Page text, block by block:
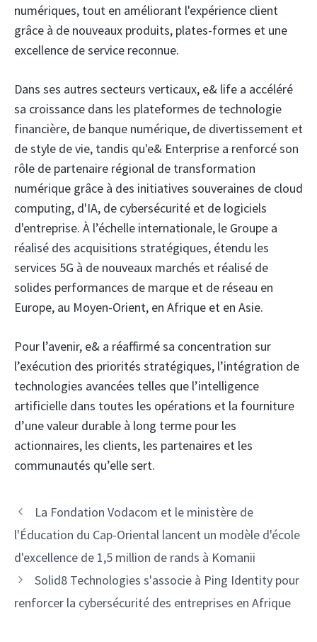
numériques, tout en améliorant l'expérience client
grâce à de nouveaux produits, plates-formes et une
excellence de service reconnue.
Dans ses autres secteurs verticaux, e& life a accéléré
sa croissance dans les plateformes de technologie
financière, de banque numérique, de divertissement et
de style de vie, tandis qu'e& Enterprise a renforcé son
rôle de partenaire régional de transformation
numérique grâce à des initiatives souveraines de cloud
computing, d'IA, de cybersécurité et de logiciels
d'entreprise. À l’échelle internationale, le Groupe a
réalisé des acquisitions stratégiques, étendu les
services 5G à de nouveaux marchés et réalisé de
solides performances de marque et de réseau en
Europe, au Moyen-Orient, en Afrique et en Asie.
Pour l’avenir, e& a réaffirmé sa concentration sur
l’exécution des priorités stratégiques, l’intégration de
technologies avancées telles que l’intelligence
artificielle dans toutes les opérations et la fourniture
d’une valeur durable à long terme pour les
actionnaires, les clients, les partenaires et les
communautés qu’elle sert.
Navigation
des
La Fondation Vodacom et le ministère de
l'Éducation du Cap-Oriental lancent un modèle d'école
d'excellence de 1,5 million de rands à Komanii
Solid8 Technologies s'associe à Ping Identity pour
renforcer la cybersécurité des entreprises en Afrique